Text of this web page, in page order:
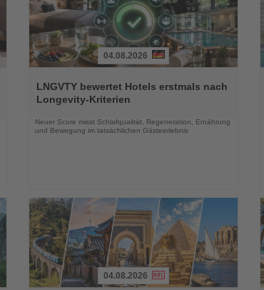
Sie
die
Nachrichten
04.08.2026
LNGVTY bewertet Hotels erstmals nach
Longevity-Kriterien
Neuer Score misst Schlafqualität, Regeneration, Ernährung
und Bewegung im tatsächlichen Gästeerlebnis
04.08.2026